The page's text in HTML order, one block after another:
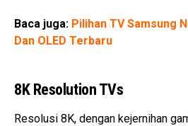
Baca juga: Pilihan TV Samsung
Dan OLED Terbaru
8K Resolution TVs
Resolusi 8K, dengan kejernihan